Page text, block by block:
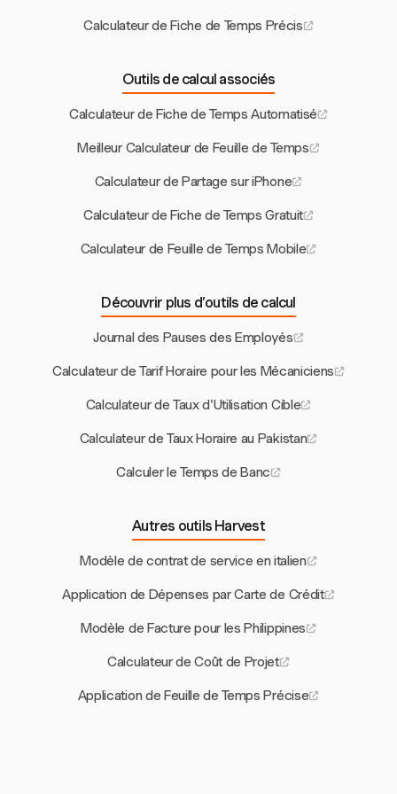
Calculateur de Fiche de Temps Précis
Outils de calcul associés
Calculateur de Fiche de Temps Automatisé
Meilleur Calculateur de Feuille de Temps
Calculateur de Partage sur iPhone
Calculateur de Fiche de Temps Gratuit
Calculateur de Feuille de Temps Mobile
Découvrir plus d’outils de calcul
Journal des Pauses des Employés
Calculateur de Tarif Horaire pour les Mécaniciens
Calculateur de Taux d'Utilisation Cible
Calculateur de Taux Horaire au Pakistan
Calculer le Temps de Banc
Autres outils Harvest
Modèle de contrat de service en italien
Application de Dépenses par Carte de Crédit
Modèle de Facture pour les Philippines
Calculateur de Coût de Projet
Application de Feuille de Temps Précise